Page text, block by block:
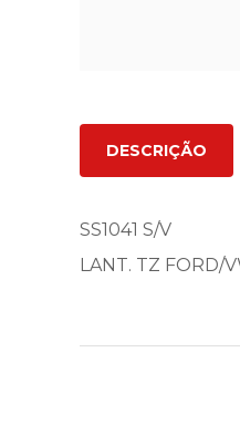
DESCRIÇÃO
SS1041 S/V
LANT. TZ FORD/